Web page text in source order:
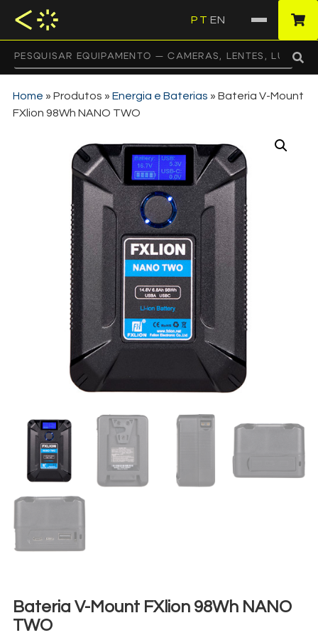
PT EN
Home » Produtos » Energia e Baterias » Bateria V-Mount
FXlion 98Wh NANO TWO
Bateria V-Mount FXlion 98Wh NANO
TWO